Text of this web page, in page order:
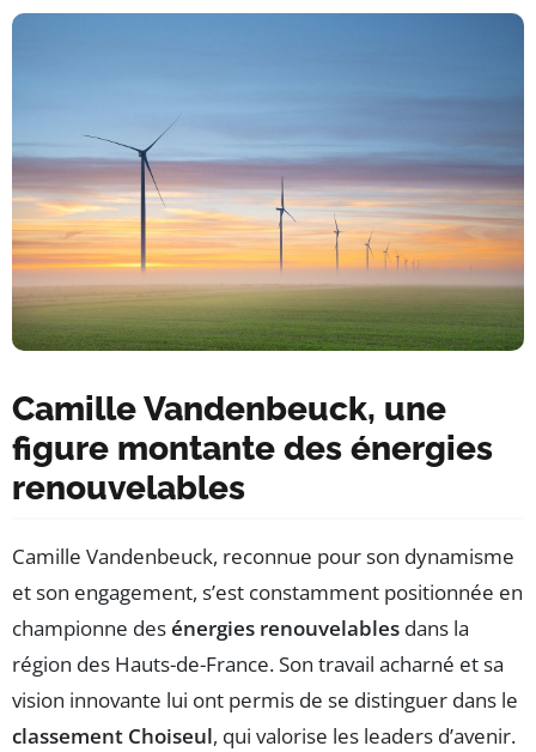
Camille Vandenbeuck, une
figure montante des énergies
renouvelables
Camille Vandenbeuck, reconnue pour son dynamisme
et son engagement, s’est constamment positionnée en
championne desénergies renouvelables dans la
région des Hauts-de-France. Son travail acharné et sa
vision innovante lui ont permis de se distinguer dans le
classement Choiseul, qui valorise les leaders d’avenir.